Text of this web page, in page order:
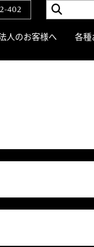
402
人のお客様へ 各種